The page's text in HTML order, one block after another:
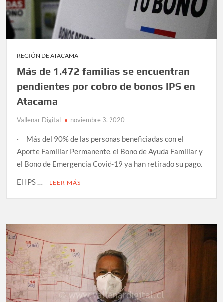
REGIÓN DE ATACAMA
Más de 1.472 familias se encuentran
pendientes por cobro de bonos IPS en
Atacama
Vallenar Digital noviembre 3, 2020
· Más del 90% de las personas beneficiadas con el
Aporte Familiar Permanente, el Bono de Ayuda Familiar y
el Bono de Emergencia Covid-19 ya han retirado su pago.
El IPS …
LEER MÁS